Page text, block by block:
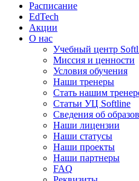
Расписание
EdTech
Акции
О нас
Учебный центр
Миссия и ценности
Условия обучения
Наши тренеры
Стать нашим
Статьи УЦ Softline
Сведения об
Наши лицензии
Наши статусы
Наши проекты
Наши партнеры
FAQ